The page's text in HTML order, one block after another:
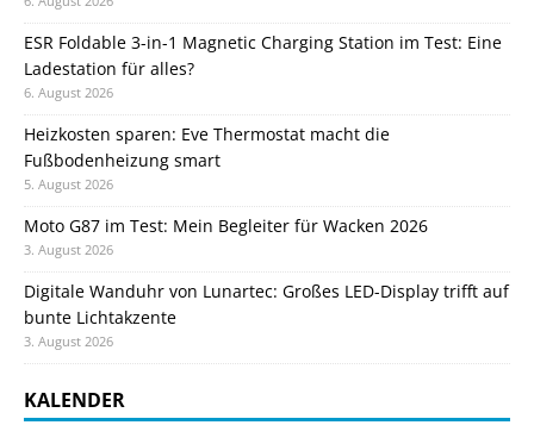
ESR Foldable 3-in-1 Magnetic Charging Station im Test: Eine
Ladestation für alles?
6. August 2026
Heizkosten sparen: Eve Thermostat macht die
Fußbodenheizung smart
5. August 2026
Moto G87 im Test: Mein Begleiter für Wacken 2026
3. August 2026
Digitale Wanduhr von Lunartec: Großes LED-Display trifft auf
bunte Lichtakzente
3. August 2026
KALENDER